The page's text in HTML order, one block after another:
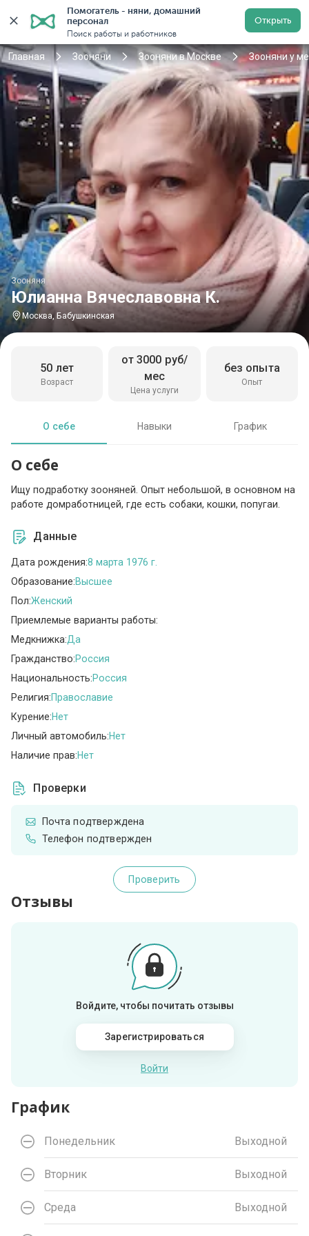
Помогатель - няни, домашний
персонал
Поиск работы и работников
Открыть
Регистрация
Главная Зооняни Зооняни в Москве Зооняни у
Юлианна Вячеславовна К.
Зооняня
Москва, Бабушкинская
Возраст
50 лет
Цена услуги
от 3000 руб/
мес
Опыт
без опыта
О себе Навыки График
О себе
Ищу подработку зооняней. Опыт небольшой, в основном на
работе домработницей, где есть собаки, кошки, попугаи.
Данные
Дата рождения:8 марта 1976 г.
Образование:Высшее
Пол:Женский
Приемлемые варианты работы:
Медкнижка:Да
Гражданство:Россия
Национальность:Россия
Религия:Православие
Курение:Нет
Личный автомобиль:Нет
Наличие прав:Нет
Проверки
Почта подтверждена
Телефон подтвержден
Проверить
Отзывы
Войдите, чтобы почитать отзывы
Зарегистрироваться
Войти
График
Понедельник Выходной
Вторник Выходной
Среда Выходной